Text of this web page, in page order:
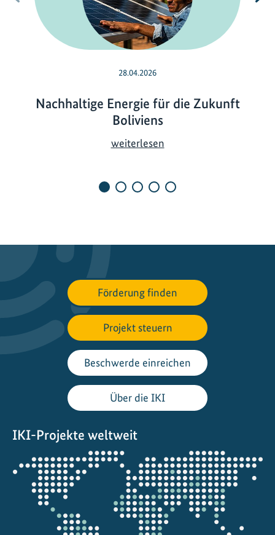
28.04.2026
Nachhaltige Energie für die Zukunft
Boliviens
weiterlesenN
h
g
e
E
n
e
r
g
i
e
d
i
e
Z
u
Förderung finden
Projekt steuern
Beschwerde einreichen
Über die IKI
IKI-Projekte weltweit
Öffnet
die
Projektkarte